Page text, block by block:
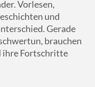
Vorlesen,
und
Gerade
brauchen
ihre Fortschritte